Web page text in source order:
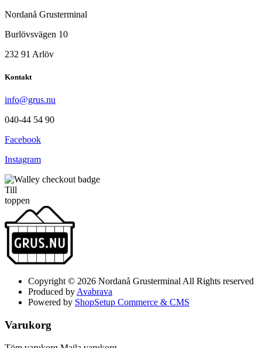
Nordanå Grusterminal
Burlövsvägen 10
232 91 Arlöv
Kontakt
info@grus.nu
040-44 54 90
Facebook
Instagram
Till
toppen
Copyright © 2026 Nordanå Grusterminal All Rights reserved
Produced byAvabrava
Powered by ShopSetup Commerce & CMS
Varukorg